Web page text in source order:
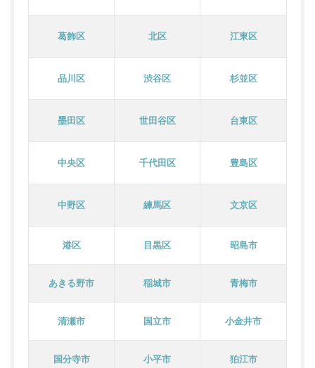
葛飾区 北区 江東区
品川区 渋谷区 杉並区
墨田区 世田谷区 台東区
中央区 千代田区 豊島区
中野区 練馬区 文京区
港区 目黒区 昭島市
あきる野市 稲城市 青梅市
清瀬市 国立市 小金井市
国分寺市 小平市 狛江市